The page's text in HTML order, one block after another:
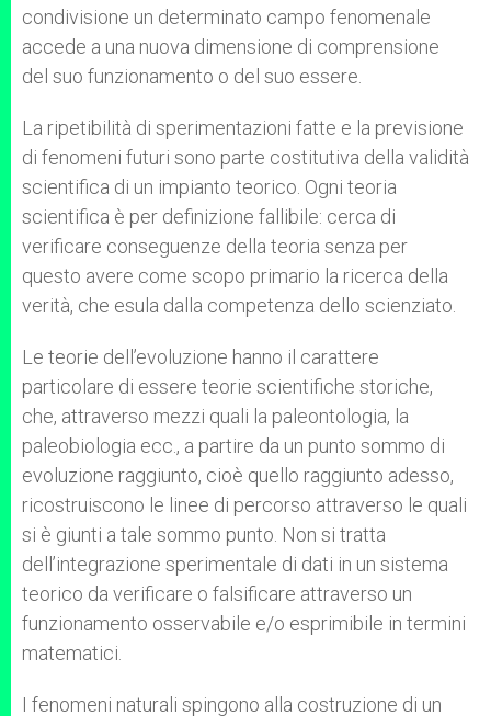
condivisione un determinato campo fenomenale
accede a una nuova dimensione di comprensione
del suo funzionamento o del suo essere.
La ripetibilità di sperimentazioni fatte e la previsione
di fenomeni futuri sono parte costitutiva della validità
scientifica di un impianto teorico. Ogni teoria
scientifica è per definizione fallibile: cerca di
verificare conseguenze della teoria senza per
questo avere come scopo primario la ricerca della
verità, che esula dalla competenza dello scienziato.
Le teorie dell’evoluzione hanno il carattere
particolare di essere teorie scientifiche storiche,
che, attraverso mezzi quali la paleontologia, la
paleobiologia ecc., a partire da un punto sommo di
evoluzione raggiunto, cioè quello raggiunto adesso,
ricostruiscono le linee di percorso attraverso le quali
si è giunti a tale sommo punto. Non si tratta
dell’integrazione sperimentale di dati in un sistema
teorico da verificare o falsificare attraverso un
funzionamento osservabile e/o esprimibile in termini
matematici.
I fenomeni naturali spingono alla costruzione di un